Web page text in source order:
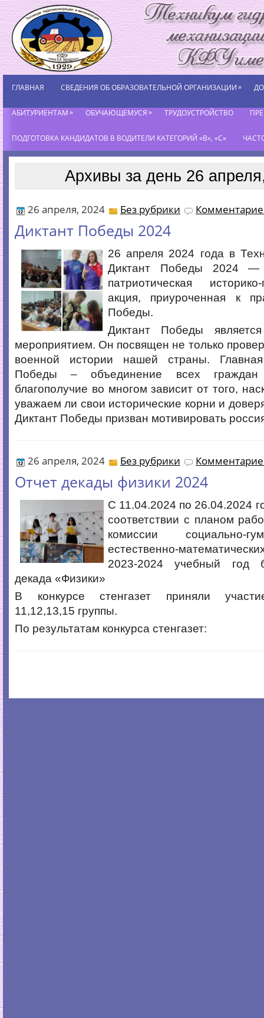
ГЛАВНАЯ СВЕДЕНИЯ ОБ ОБРАЗОВАТЕЛЬНОЙ ОРГАНИЗАЦИИ»
АБИТУРИЕНТАМ» ОБУЧАЮЩЕМУСЯ» ТРУДОУСТРОЙСТВО
ПОДГОТОВКА КАНДИДАТОВ В ВОДИТЕЛИ КАТЕГОРИЙ «В», «С»
Архивы за день 26
26 апреля, 2024 Без рубрики
Диктант Победы 2024
26 апреля 2024 года в
Диктант Победы 2024 —
патриотическая историко-
акция, приуроченная к
Победы.
Диктант Победы
мероприятием. Он посвящен не только
военной истории нашей страны.
Победы – объединение всех
благополучие во многом зависит от того,
уважаем ли свои исторические корни и
Диктант Победы призван мотивировать
26 апреля, 2024 Без рубрики
Отчет декады физики 2024
С 11.04.2024 по 26.04.2024
соответствии с планом
комиссии социально-
естественно-
2023-2024 учебный год
декада «Физики»
В конкурсе стенгазет приняли
11,12,13,15 группы.
По результатам конкурса стенгазет: